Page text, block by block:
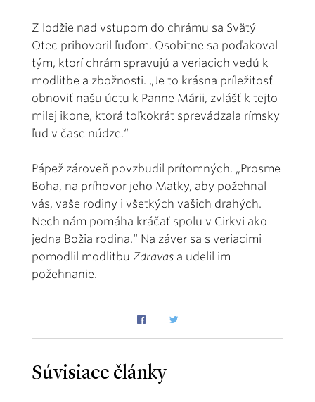
Z lodžie nad vstupom do chrámu sa Svätý
Otec prihovoril ľuďom. Osobitne sa poďakoval
tým, ktorí chrám spravujú a veriacich vedú k
modlitbe a zbožnosti. „Je to krásna príležitosť
obnoviť našu úctu k Panne Márii, zvlášť k tejto
milej ikone, ktorá toľkokrát sprevádzala rímsky
ľud v čase núdze.“
Pápež zároveň povzbudil prítomných. „Prosme
Boha, na príhovor jeho Matky, aby požehnal
vás, vaše rodiny i všetkých vašich drahých.
Nech nám pomáha kráčať spolu v Cirkvi ako
jedna Božia rodina.“ Na záver sa s veriacimi
pomodlil modlitbu Zdravas a udelil im
požehnanie.
Súvisiace články